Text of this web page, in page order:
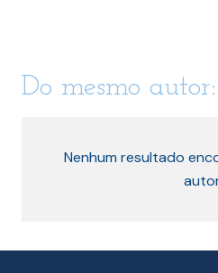
Do mesmo autor:
Nenhum resultado